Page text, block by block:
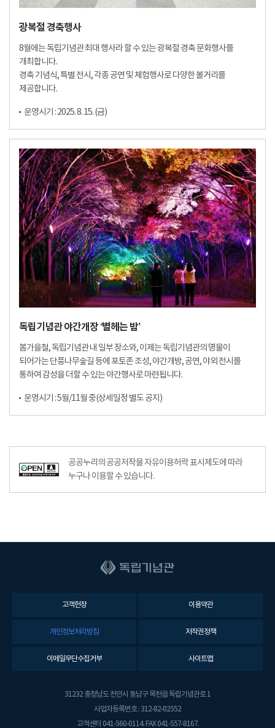
광복절 경축행사
8월에는 독립기념관 최대 행사라 할 수 있는 광복절 경축 문화행사를
개최합니다.
경축 기념식, 특별 전시, 각종 공연 및 체험행사로 다양한 볼거리를
제공합니다.
운영시기 : 2025. 8. 15. (금)
독립기념관 야간개장 ‘별헤는 밤’
봄가을철, 독립기념관 내 일부 장소와, 이제는 독립기념관의 명물이
되어가는 단풍나무숲길 등에 포토존 조성, 야간개방, 공연, 야외 전시를
통하여 감성을 더할 수 있는 야간행사로 마련됩니다.
운영시기 : 5월/11월 중(상세일정 별도 공지)
공공누리의 공공저작물 자유이용허락 표시제도에 따라
누구나 이용할 수 있습니다.
고객헌장 이용약관
개인정보처리방침 저작권정책
이메일무단수집거부 사이트맵
31232 충청남도 천안시 동남구 목천읍 독립기념관로 1
사업자등록번호 : 312-82-02552
고객센터 041-560-0114. FAX 041-557-8167.